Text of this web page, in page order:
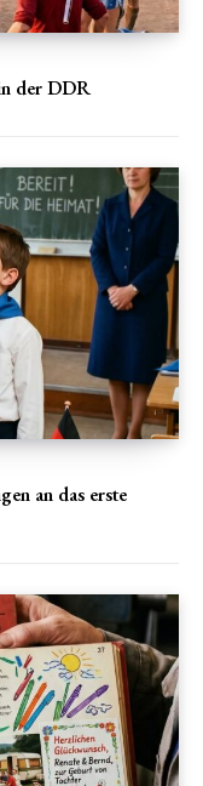
der DDR
an das erste